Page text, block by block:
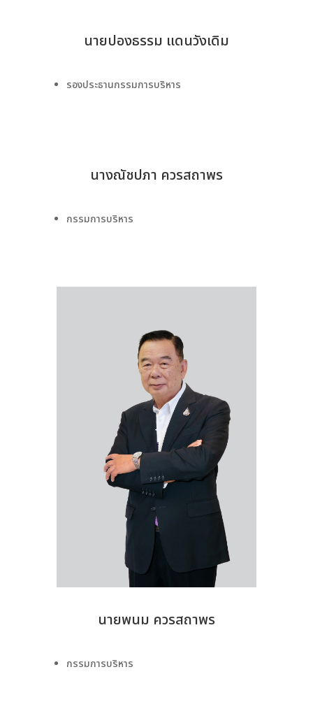
นายปองธรรม แดนวังเดิม
รองประธานกรรมการบริหาร
นางณัชปภา ควรสถาพร
กรรมการบริหาร
นายพนม ควรสถาพร
กรรมการบริหาร